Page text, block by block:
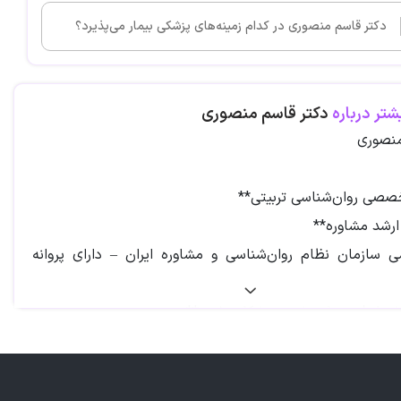
دکتر قاسم منصوری در کدام زمینه‌های پزشکی بیمار می‌پذیرد؟
درباره دکتر قاسم منصوری
روان‌شناسی تربیتی**
مشاوره**
نظام روان‌شناسی و مشاوره ایران – دارای پروانه
| برند ثبت‌شده: پزشکان خوب**